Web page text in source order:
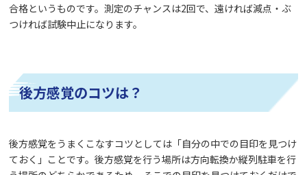
合格というものです。測定のチャンスは2回で、遠ければ減点・ぶ
つければ試験中止になります。
後方感覚のコツは？
後方感覚をうまくこなすコツとしては「自分の中での目印を見つけ
ておく」ことです。後方感覚を行う場所は方向転換か縦列駐車を行